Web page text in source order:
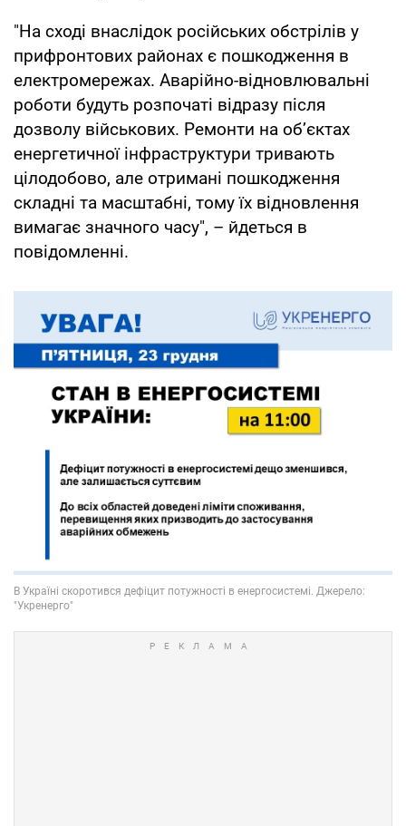
"На сході внаслідок російських обстрілів у
прифронтових районах є пошкодження в
електромережах. Аварійно-відновлювальні
роботи будуть розпочаті відразу після
дозволу військових. Ремонти на об’єктах
енергетичної інфраструктури тривають
цілодобово, але отримані пошкодження
складні та масштабні, тому їх відновлення
вимагає значного часу", – йдеться в
повідомленні.